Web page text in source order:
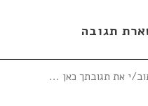
תגובה